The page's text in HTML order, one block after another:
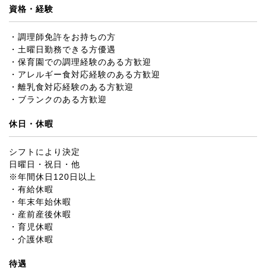
資格・経験
・調理師免許をお持ちの方
・土曜日勤務できる方優遇
・保育園での調理経験のある方歓迎
・アレルギー食対応経験のある方歓迎
・離乳食対応経験のある方歓迎
・ブランクのある方歓迎
休日・休暇
シフトにより決定
日曜日・祝日・他
※年間休日120日以上
・有給休暇
・年末年始休暇
・産前産後休暇
・育児休暇
・介護休暇
待遇